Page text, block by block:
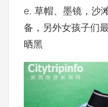
e. 草帽、墨镜，沙
备，另外女孩子们
晒黑